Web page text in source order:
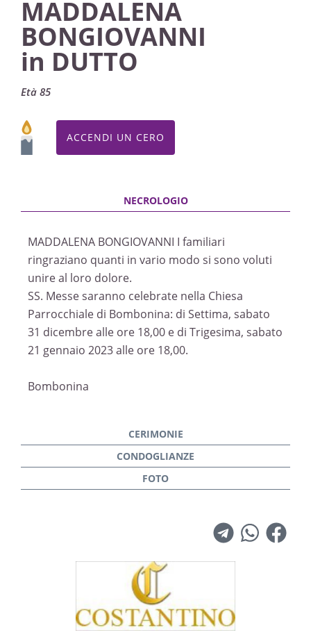
MADDALENA
BONGIOVANNI
in DUTTO
Età 85
ACCENDI UN CERO
MADDALENA BONGIOVANNI I familiari
ringraziano quanti in vario modo si sono voluti
unire al loro dolore.
SS. Messe saranno celebrate nella Chiesa
Parrocchiale di Bombonina: di Settima, sabato
31 dicembre alle ore 18,00 e di Trigesima, sabato
21 gennaio 2023 alle ore 18,00.
Bombonina